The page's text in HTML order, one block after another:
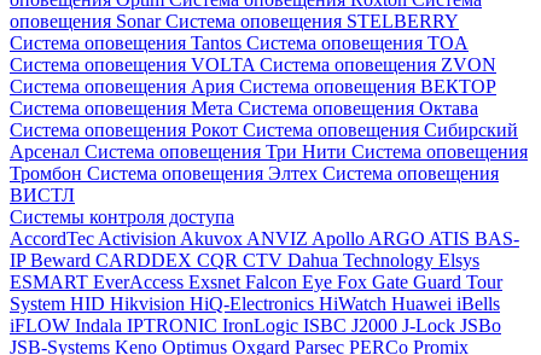
оповещения SonarСистема оповещения STELBERRY
Система оповещения Tantos Система оповещения TOA
Система оповещения VOLTA Система оповещения ZVON
Система оповещения Ария Система оповещения ВЕКТОР
Система оповещения Мета Система оповещения Октава
Система оповещения Рокот Система оповещения Сибирский
Арсенал Система оповещения Три Нити Система оповещения
Тромбон Система оповещения Элтех Система оповещения
ВИСТЛ
Системы контроля доступа
AccordTec Activision Akuvox ANVIZ Apollo ARGO ATIS BAS-
IPBeward CARDDEX CQR CTV Dahua Technology Elsys
ESMART EverAccess Exsnet Falcon Eye Fox Gate Guard Tour
System HID Hikvision HiQ-Electronics HiWatch Huawei iBells
iFLOW Indala IPTRONIC IronLogic ISBC J2000 J-Lock JSBo
JSB-Systems Keno Optimus Oxgard Parsec PERCo Promix